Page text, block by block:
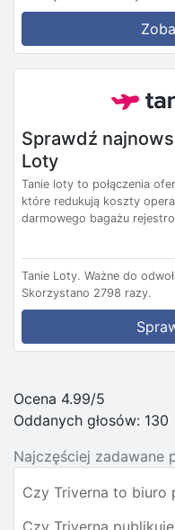
Sprawdź
Loty
Tanie loty to połączenia
które redukują koszty
darmowego bagażu
Tanie Loty. Ważne do
Skorzystano 2798 razy.
Ocena 4.99/5
Oddanych głosów: 130
Najczęściej zadawane
Czy Triverna to biuro